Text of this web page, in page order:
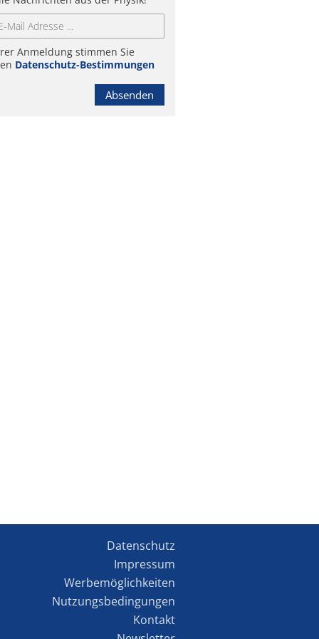
Anmeldung stimmen Sie
Datenschutz-Bestimmungen
Absenden
Datenschutz
Impressum
Werbemöglichkeiten
Nutzungsbedingungen
Kontakt